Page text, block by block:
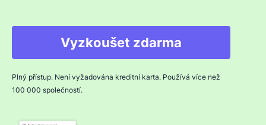
Vyzkoušet zdarma
Plný přístup. Není vyžadována kreditní karta. Používá více než
100 000 společností.